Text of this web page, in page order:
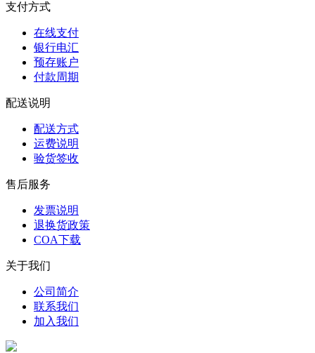
支付方式
在线支付
银行电汇
预存账户
付款周期
配送说明
配送方式
运费说明
验货签收
售后服务
发票说明
退换货政策
COA下载
关于我们
公司简介
联系我们
加入我们